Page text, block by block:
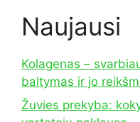
Naujausi
Kolagenas –
baltymas ir jo
Žuvies prekyba: